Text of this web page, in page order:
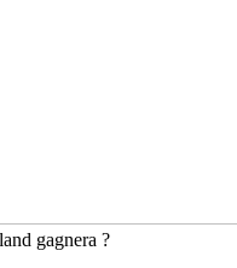
gagnera ?